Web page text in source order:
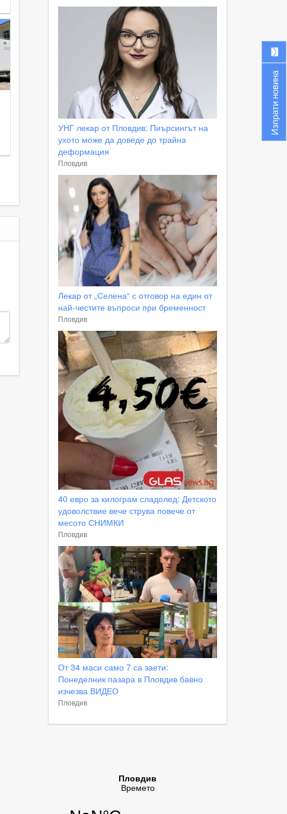
УНГ лекар от Пловдив: Пиърсингът на
ухото може да доведе до трайна
деформация
Пловдив
Лекар от „Селена“ с отговор на един от
най-честите въпроси при бременност
Пловдив
40 евро за килограм сладолед: Детското
удоволствие вече струва повече от
месото СНИМКИ
Пловдив
От 34 маси само 7 са заети:
Понеделник пазара в Пловдив бавно
изчезва ВИДЕО
Пловдив
Изпрати новина